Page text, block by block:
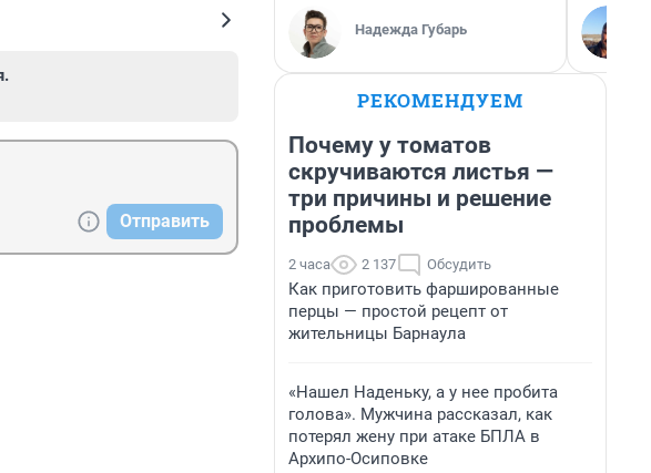
Отправить
Надежда Губарь
РЕКОМЕНДУЕМ
Почему у томатов
скручиваются листья —
три причины и решение
проблемы
2 часа 2 137 Обсудить
Как приготовить фаршированные
перцы — простой рецепт от
жительницы Барнаула
«Нашел Наденьку, а у нее пробита
голова». Мужчина рассказал, как
потерял жену при атаке БПЛА в
Архипо-Осиповке